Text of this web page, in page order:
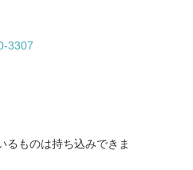
3307
るものは持ち込みできま